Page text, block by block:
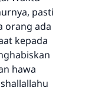
pasti
orang ada
kepada
hawa